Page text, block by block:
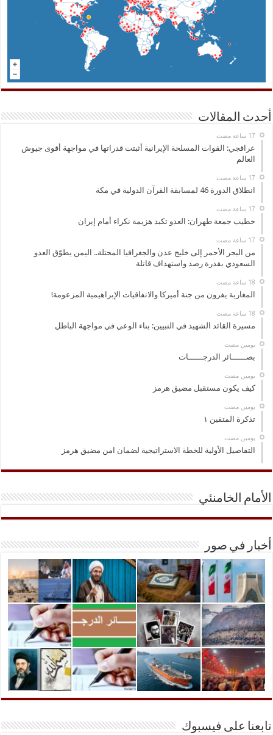
أحدث المقالات
عراقجي: القوات المسلحة الإيرانية أثبتت قدراتها في مواجهة أقوى جيوش
العالم
انطلاق الدورة 46 لمسابقة القرآن الدولية في مكة
خطيب جمعة طهران: العدو تكبد هزيمة نكراء أمام إيران
من البحر الأحمر إلى خليج عدن والجغرافيا المحتلة.. اليمن يطوّق العدو
السعودي بقدرة رصد واستهداف قاتلة
المغاربة يفرون من جنة أميركا والاتفاقيات الإبراهيمية المزعومة!
مسيرة القائد الشهيد في التبيين: بناء الوعي في مواجهة الباطل
‏يومين مضت
بصــــــائر الدرجــــــات
‏يومين مضت
كيف يكون مستقبل مضيق هرمز
‏يومين مضت
تذكرة المتقين ١
‏يومين مضت
التفاصيل الأولية للخطة الاستراتيجية لضمان امن مضيق هرمز
الأمام الخامنئي
أخبار في صور
تابعنا على فيسبوك